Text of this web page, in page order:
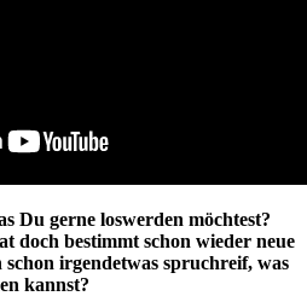
Du gerne loswerden möchtest?
doch bestimmt schon wieder neue
irgendetwas spruchreif, was
kannst?